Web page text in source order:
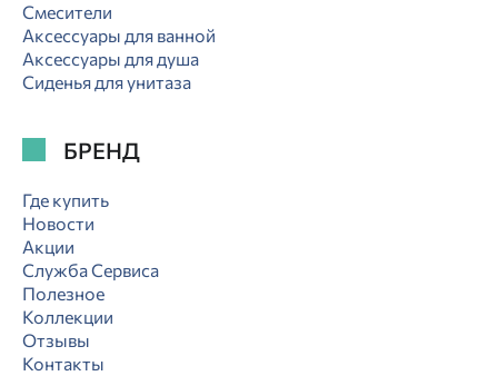
Смесители
Аксессуары для ванной
Аксессуары для душа
Сиденья для унитаза
БРЕНД
Где купить
Новости
Акции
Служба Сервиса
Полезное
Коллекции
Отзывы
Контакты